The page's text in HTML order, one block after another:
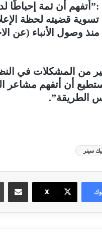
أن ثمة إحباطًا
قضيته لحظة
الأنباء (عن
من المشكلات في
أن أتفهم مشاعر
الطريقة”.
سينر
X